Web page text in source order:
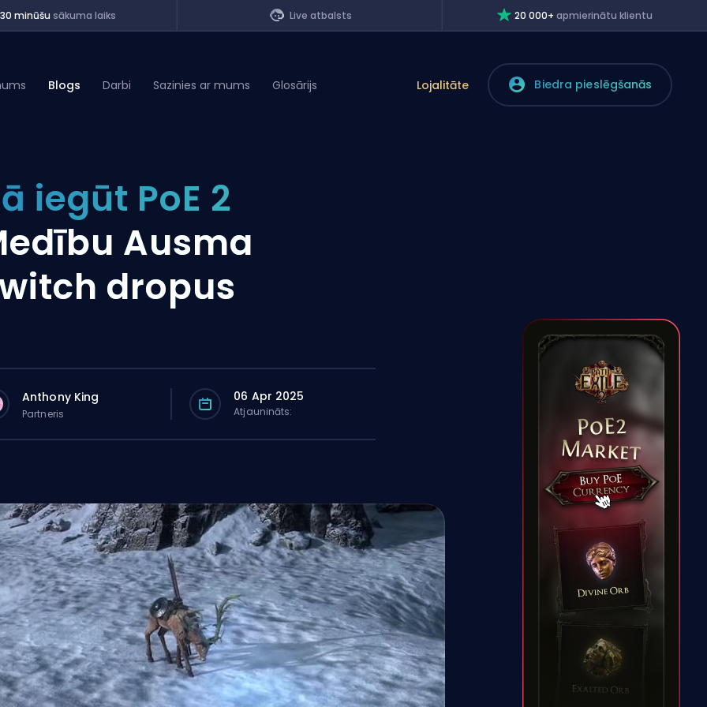
minūšu sākuma laiks Live atbalsts 20 000+apmierinātu klientu
Blogs Darbi Sazinies ar mums Glosārijs Lojalitāte Biedra pieslēgšanās
iegūt PoE 2
Ausma
dropus
Anthony King
Partneris
06 Apr 2025
Atjaunināts: